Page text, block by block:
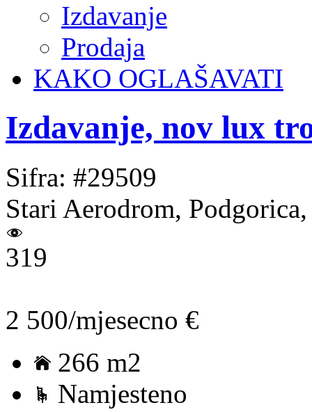
Izdavanje
Prodaja
KAKO OGLAŠAVATI
Izdavanje, nov lux
Sifra: #29509
Stari Aerodrom,
319
2 500/mjesecno €
266 m2
Namjesteno